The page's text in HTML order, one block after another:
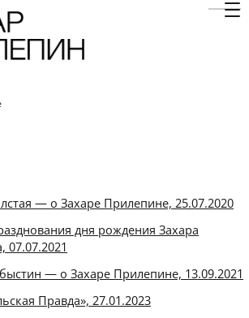
— о Захаре Прилепине, 25.07.2020
дня рождения Захара
07.07.2021
— о Захаре Прилепине, 13.09.2021
Правда», 27.01.2023